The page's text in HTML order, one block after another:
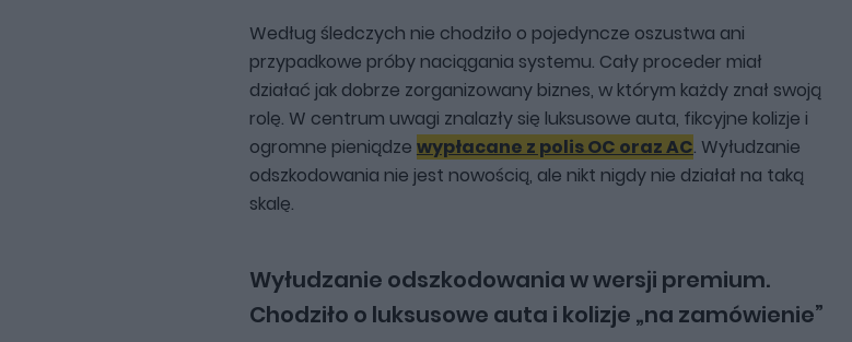
Według śledczych nie chodziło o pojedyncze oszustwa ani
przypadkowe próby naciągania systemu. Cały proceder miał
działać jak dobrze zorganizowany biznes, w którym każdy znał swoją
rolę. W centrum uwagi znalazły się luksusowe auta, fikcyjne kolizje i
ogromne pieniądze wypłacane z polis OC oraz AC. Wyłudzanie
odszkodowania nie jest nowością, ale nikt nigdy nie działał na taką
skalę.
Wyłudzanie odszkodowania w wersji premium.
Chodziło o luksusowe auta i kolizje „na zamówienie”